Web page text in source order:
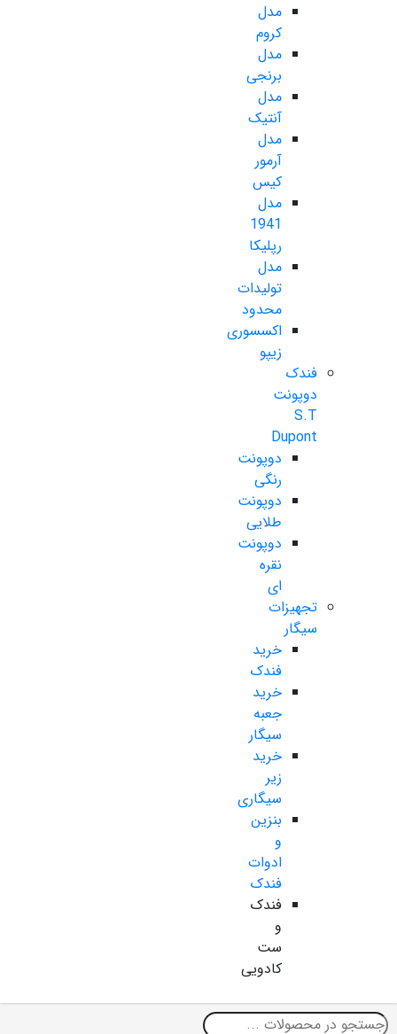
مدل
کروم
مدل
برنجی
مدل
آنتیک
مدل
آرمور
کیس
مدل
1941
رپلیکا
مدل
تولیدات
محدود
اکسسوری
زیپو
فندک
دوپونت
S.T
Dupont
دوپونت
رنگی
دوپونت
طلایی
دوپونت
نقره
ای
تجهیزات
سیگار
خرید
فندک
خرید
جعبه
سیگار
خرید
زیر
سیگاری
بنزین
و
ادوات
فندک
فندک
و
ست
کادویی